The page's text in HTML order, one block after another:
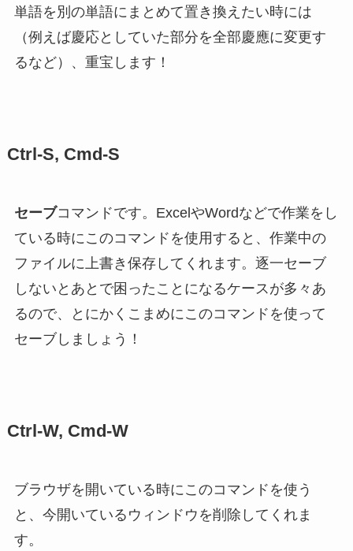
単語を別の単語にまとめて置き換えたい時には
（例えば慶応としていた部分を全部慶應に変更す
るなど）、重宝します！
Ctrl-S, Cmd-S
セーブコマンドです。ExcelやWordなどで作業をし
ている時にこのコマンドを使用すると、作業中の
ファイルに上書き保存してくれます。逐一セーブ
しないとあとで困ったことになるケースが多々あ
るので、とにかくこまめにこのコマンドを使って
セーブしましょう！
Ctrl-W, Cmd-W
ブラウザを開いている時にこのコマンドを使う
と、今開いているウィンドウを削除してくれま
す。